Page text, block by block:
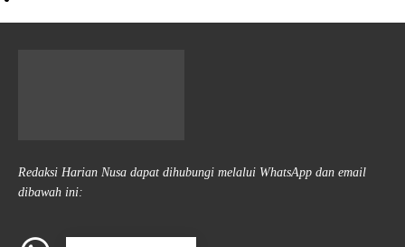
Redaksi Harian Nusa dapat dihubungi melalui WhatsApp dan email
dibawah ini: